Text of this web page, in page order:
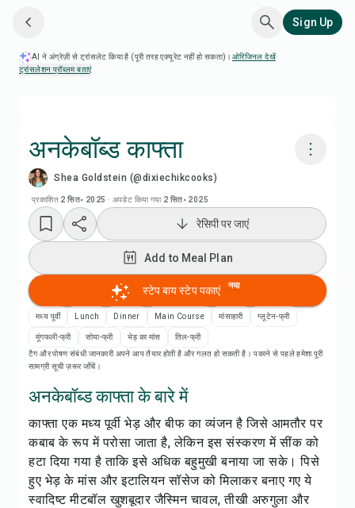
Sign Up
AI ने अंग्रेज़ी से ट्रांसलेट किया है (पूरी तरह एक्यूरेट नहीं हो सकता)। ओरिजिनल देखें·
ट्रांसलेशन प्रॉब्लम बताएं
अनकेबॉब्ड काफ्ता
Shea Goldstein (@dixiechikcooks)
प्रकाशित 2 सित॰ 2025 · अपडेट किया गया 2 सित॰ 2025
Add to Meal Plan
Add to Shopping List
रेसिपी नोट्स
रेसिपी प्रिंट करें
सेव करें
शेयर करें
रिपोर्ट करें
रेसिपी पर जाएं
Add to Meal Plan
स्टेप बाय स्टेप पकाएं नया
मध्य पूर्वी Lunch Dinner Main Course मांसाहारी ग्लूटेन-फ्री
मूंगफली-फ्री सोया-फ्री भेड़ का मांस
तिल-फ्री
टैग और पोषण संबंधी जानकारी अपने आप तैयार होती है और गलत हो सकती है। पकाने से पहले हमेशा पूरी
सामग्री सूची ज़रूर जाँचें।
अनकेबॉब्ड काफ्ता के बारे में
काफ्ता एक मध्य पूर्वी भेड़ और बीफ का व्यंजन है जिसे आमतौर पर
कबाब के रूप में परोसा जाता है, लेकिन इस संस्करण में सींक को
हटा दिया गया है ताकि इसे अधिक बहुमुखी बनाया जा सके। पिसे
हुए भेड़ के मांस और इटालियन सॉसेज को मिलाकर बनाए गए ये
स्वादिष्ट मीटबॉल खुशबूदार जैस्मिन चावल, तीखी अरुगुला और